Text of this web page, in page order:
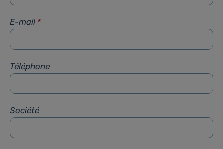
E-mail *
Téléphone
Société